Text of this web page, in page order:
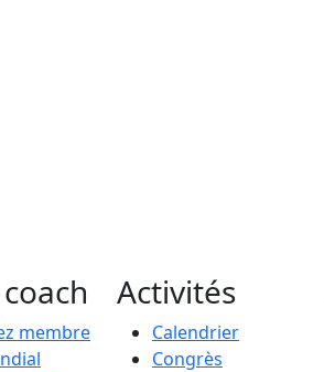
membre
Activités
Calendrier
Congrès